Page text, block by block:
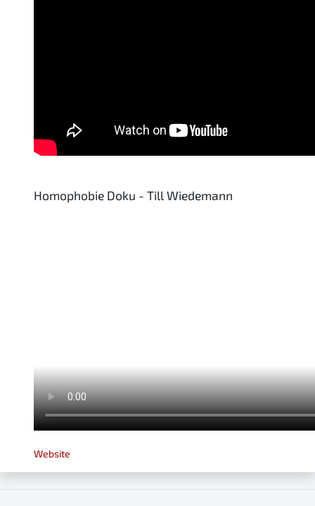
Homophobie Doku - Till Wiedemann
Website